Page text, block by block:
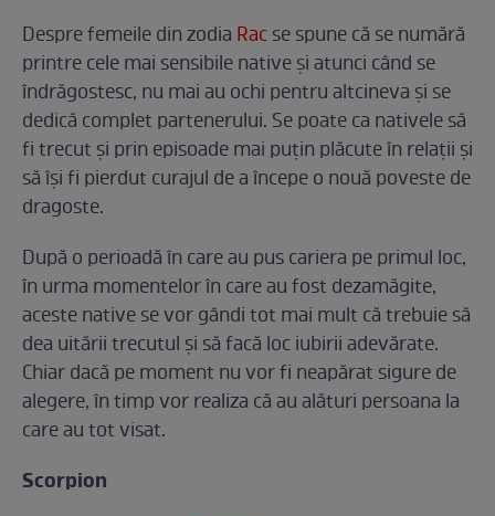
Despre femeile din zodia Racse spune că se numără
printre cele mai sensibile native și atunci când se
îndrăgostesc, nu mai au ochi pentru altcineva și se
dedică complet partenerului. Se poate ca nativele să
fi trecut și prin episoade mai puțin plăcute în relații și
să își fi pierdut curajul de a începe o nouă poveste de
dragoste.
După o perioadă în care au pus cariera pe primul loc,
în urma momentelor în care au fost dezamăgite,
aceste native se vor gândi tot mai mult că trebuie să
dea uitării trecutul și să facă loc iubirii adevărate.
Chiar dacă pe moment nu vor fi neapărat sigure de
alegere, în timp vor realiza că au alături persoana la
care au tot visat.
Scorpion